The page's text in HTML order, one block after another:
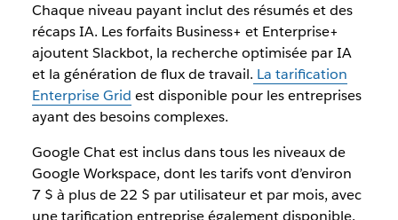
Chaque niveau payant inclut des résumés et des
récaps IA. Les forfaits Business+ et Enterprise+
ajoutent Slackbot, la recherche optimisée par IA
et la génération de flux de travail. La tarification
Enterprise Grid est disponible pour les entreprises
ayant des besoins complexes.
Google Chat est inclus dans tous les niveaux de
Google Workspace, dont les tarifs vont d’environ
7 $ à plus de 22 $ par utilisateur et par mois, avec
une tarification entreprise également disponible.